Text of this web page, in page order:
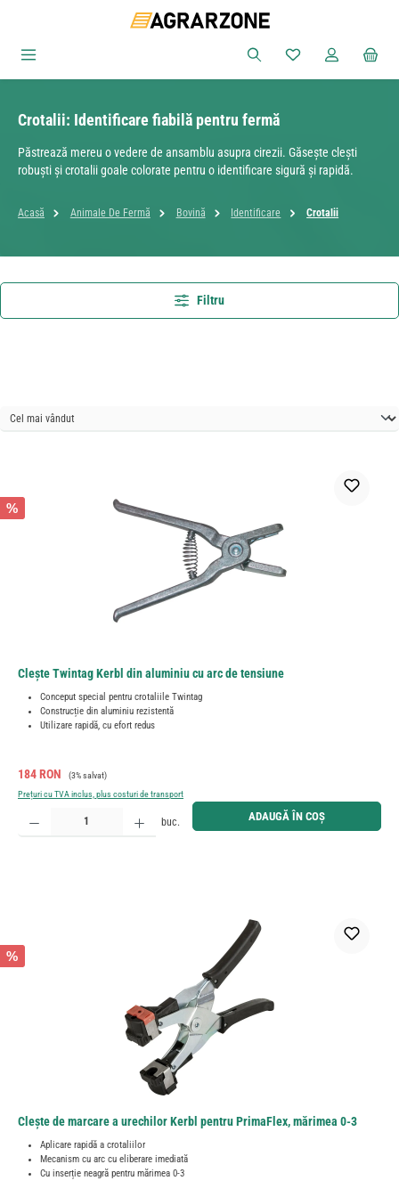
Sari la conținutul principal
Aveți 0 articole
Crotalii: Identificare fiabilă pentru fermă
Păstrează mereu o vedere de ansamblu asupra cirezii. Găsește clești
robuști și crotalii goale colorate pentru o identificare sigură și rapidă.
Acasă Animale De Fermă Bovină Identificare Crotalii
Filtru
%
Clește Twintag Kerbl din aluminiu cu arc de tensiune
Conceput special pentru crotaliile Twintag
Construcție din aluminiu rezistentă
Utilizare rapidă, cu efort redus
Preț de vânzare:
184 RON Preț obișnuit:
(3% salvat)
Prețuri cu TVA inclus, plus costuri de transport
Cantitate produs: Introduceți cantitatea dorită sau utilizați butoanele pentru a mări sau micșora
buc. ADAUGĂ ÎN COȘ
%
Clește de marcare a urechilor Kerbl pentru PrimaFlex, mărimea 0-3
Aplicare rapidă a crotaliilor
Mecanism cu arc cu eliberare imediată
Cu inserție neagră pentru mărimea 0-3